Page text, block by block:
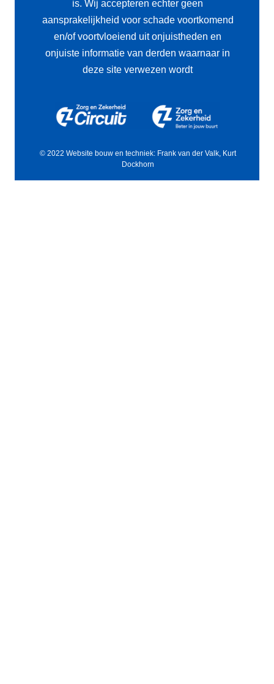
is. Wij accepteren echter geen
aansprakelijkheid voor schade voortkomend
en/of voortvloeiend uit onjuistheden en
onjuiste informatie van derden waarnaar in
deze site verwezen wordt
© 2022 Website bouw en techniek: Frank van der Valk, Kurt
Dockhorn